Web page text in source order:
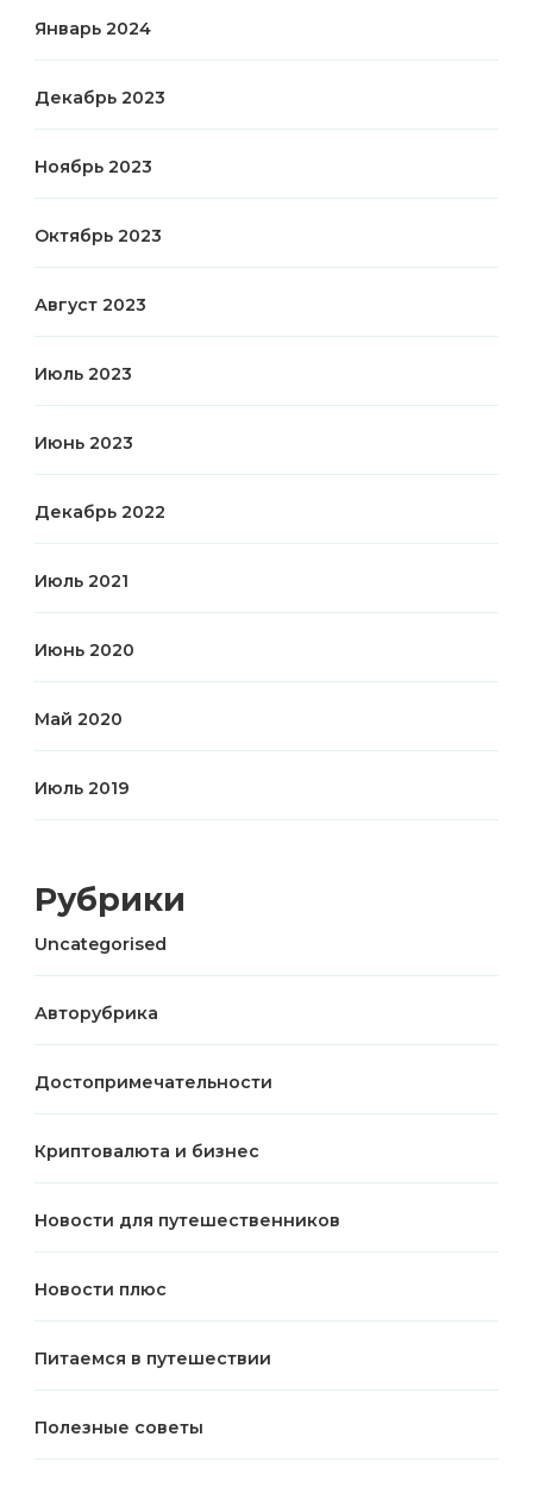
Январь 2024
Декабрь 2023
Ноябрь 2023
Октябрь 2023
Август 2023
Июль 2023
Июнь 2023
Декабрь 2022
Июль 2021
Июнь 2020
Май 2020
Июль 2019
Рубрики
Uncategorised
Авторубрика
Достопримечательности
Криптовалюта и бизнес
Новости для путешественников
Новости плюс
Питаемся в путешествии
Полезные советы